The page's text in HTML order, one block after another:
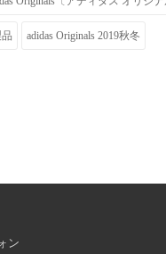
adidas Originals 2019秋冬
ン